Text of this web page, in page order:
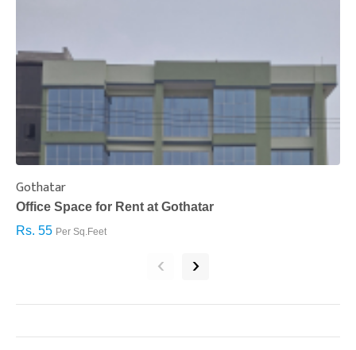
Gothatar
Office Space for Rent at Gothatar
Rs. 55 Per Sq.Feet
‹ ›